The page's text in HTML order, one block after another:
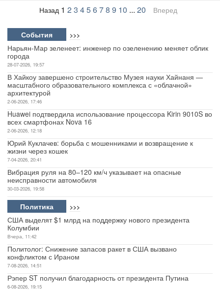
Назад 1 2 3 45678 9 10 ... 20 Вперед
События >>>
Нарьян-Мар зеленеет: инженер по озеленению меняет облик
города
28-07-2026, 19:57
В Хайкоу завершено строительство Музея науки Хайнаня —
масштабного образовательного комплекса с «облачной»
архитектурой
2-06-2026, 17:46
Huawei подтвердила использование процессора Kirin 9010S во
всех смартфонах Nova 16
2-06-2026, 12:18
Юрий Куклачев: борьба с мошенниками и возвращение к
жизни через кошек
7-04-2026, 20:41
Вибрация руля на 80–120 км/ч указывает на опасные
неисправности автомобиля
30-03-2026, 19:58
Политика >>>
США выделят $1 млрд на поддержку нового президента
Колумбии
Вчера, 11:42
Политолог: Снижение запасов ракет в США вызвано
конфликтом с Ираном
7-08-2026, 14:51
Рэпер ST получил благодарность от президента Путина
6-08-2026, 19:15